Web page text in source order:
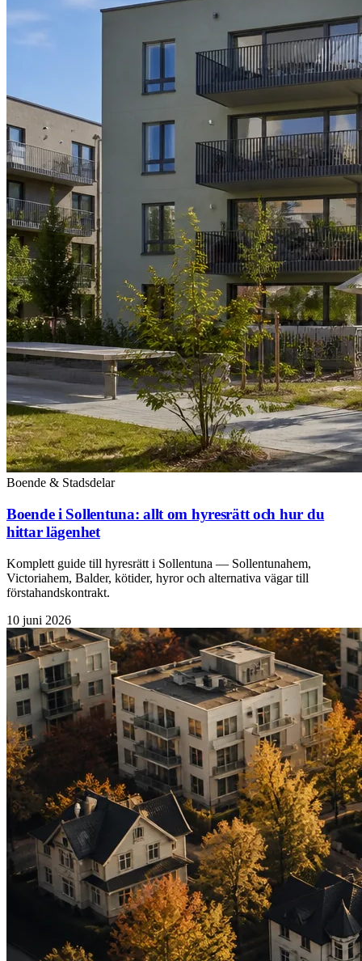
Boende & Stadsdelar
Boende i Sollentuna: allt om hyresrätt och hur du
hittar lägenhet
Komplett guide till hyresrätt i Sollentuna — Sollentunahem,
Victoriahem, Balder, kötider, hyror och alternativa vägar till
förstahandskontrakt.
10 juni 2026